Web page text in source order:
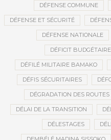
DÉFENSE COMMUNE
DÉFENSE ET SÉCURITÉ
DÉFENSE NATIONALE
DÉFICIT BUDGÉTAIRE
DÉFILÉ MILITAIRE BAMAKO
DÉFIS SÉCURITAIRES
DÉGRADATION DES ROUTES
DÉLAI DE LA TRANSITION
DÉLESTAGES